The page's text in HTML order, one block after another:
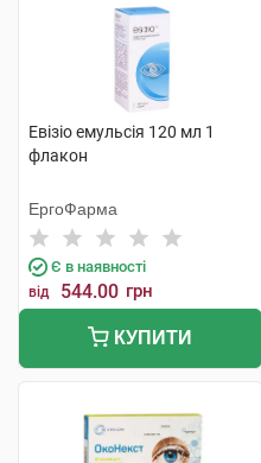
Евізіо емульсія 120 мл 1
флакон
ЕргоФарма
Є в наявності
від 544.00 грн
КУПИТИ